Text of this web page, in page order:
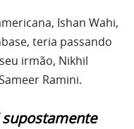
Ishan Wahi,
teria passando
irmão, Nikhil
Ramini.
supostamente